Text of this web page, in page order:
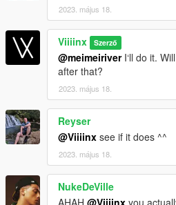
2023. május 18.
Viiiinx Szerző
@meimeiriverI‘ll do it.
after that?
2023. május 18.
Reyser
@Viiiinx see if it does ^^
2023. május 18.
NukeDeVille